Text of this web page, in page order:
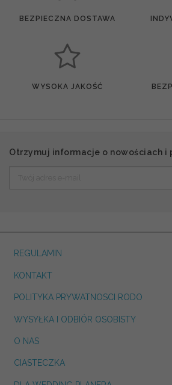
BEZPIECZNA DOSTAWA
WYSOKA JAKOŚĆ
Otrzymuj informacje o nowościach i
REGULAMIN
KONTAKT
POLITYKA PRYWATNOSCI RODO
WYSYŁKA I ODBIÓR OSOBISTY
O NAS
CIASTECZKA